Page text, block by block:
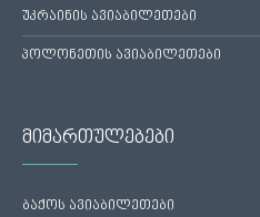
უკრაინის ავიაბილეთები
პოლონეთის ავიაბილეთები
მიმართულებები
ბაქოს ავიაბილეთები